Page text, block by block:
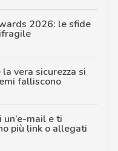
2026: le sfide
vera sicurezza si
falliscono
mail e ti
più link o allegati